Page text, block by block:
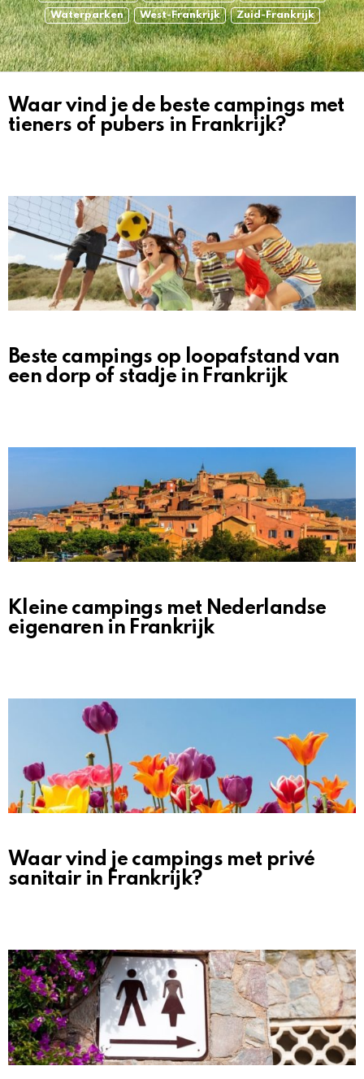
Waterparken
West-Frankrijk Zuid-Frankrijk
HET
OVERZICHT
Waar vind je de beste campings met
tieners of pubers in Frankrijk?
Beste campings op loopafstand van
een dorp of stadje in Frankrijk
Kleine campings met Nederlandse
eigenaren in Frankrijk
Waar vind je campings met privé
sanitair in Frankrijk?